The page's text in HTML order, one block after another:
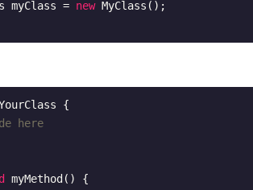
myClass =
new MyClass();
{
here
myMethod() {